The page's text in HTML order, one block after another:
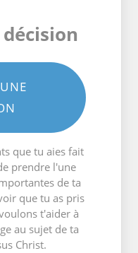
que tu aies fait
prendre l'une
de ta
que tu as pris
t'aider à
au sujet de ta
Christ.